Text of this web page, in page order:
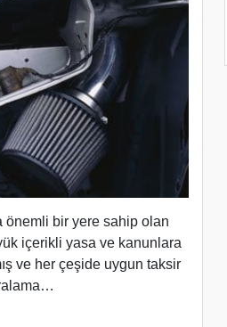
önemli bir yere sahip olan
içerikli yasa ve kanunlara
ve her çeşide uygun taksir